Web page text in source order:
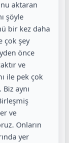
aktaran
şöyle
bir kez daha
çok şey
önce
ve
ile pek çok
aynı
ve
Onların
yer